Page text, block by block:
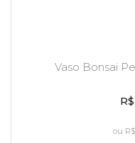
Vaso Bonsai
ou